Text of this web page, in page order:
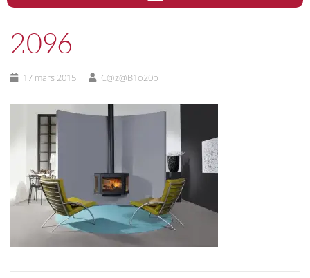
2096
17 mars 2015 C@z@B1o20b